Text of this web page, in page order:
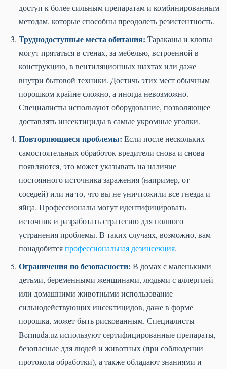
доступ к более сильным препаратам и комбинированным
методам, которые способны преодолеть резистентность.
Труднодоступные места обитания: Тараканы и клопы
могут прятаться в стенах, за мебелью, встроенной в
конструкцию, в вентиляционных шахтах или даже
внутри бытовой техники. Достичь этих мест обычным
порошком крайне сложно, а иногда невозможно.
Специалисты используют оборудование, позволяющее
доставлять инсектициды в самые укромные уголки.
Повторяющиеся проблемы: Если после нескольких
самостоятельных обработок вредители снова и снова
появляются, это может указывать на наличие
постоянного источника заражения (например, от
соседей) или на то, что вы не уничтожили все гнезда и
яйца. Профессионалы могут идентифицировать
источник и разработать стратегию для полного
устранения проблемы. В таких случаях, возможно, вам
понадобитсяпрофессиональная дезинсекция.
Ограничения по безопасности: В домах с маленькими
детьми, беременными женщинами, людьми с аллергией
или домашними животными использование
сильнодействующих инсектицидов, даже в форме
порошка, может быть рискованным. Специалисты
Bermuda.uz используют сертифицированные препараты,
безопасные для людей и животных (при соблюдении
протокола обработки), а также обладают знаниями и